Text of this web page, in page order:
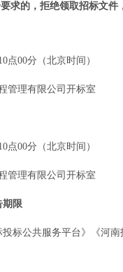
求的，拒绝领取招标文件
点00分（北京时间）
管理有限公司开标室
点00分（北京时间）
管理有限公司 开标室
期限
投标公共服务平台》《河南